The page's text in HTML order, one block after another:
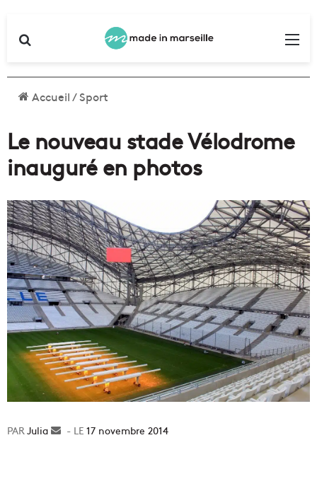
Accueil/Sport
Le nouveau stade Vélodrome
inauguré en photos
Julia
Envoyer17 novembre 2014